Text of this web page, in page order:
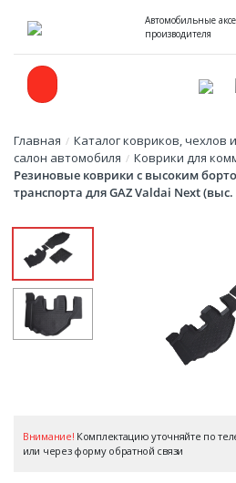
Автомобильные
производителя
Главная / Каталог ковриков, чехлов
салон автомобиля / Коврики для
Резиновые коврики с высоким
транспорта для GAZ Valdai Next (выс.
Внимание! Комплектацию уточняйте по
или через форму обратной связи